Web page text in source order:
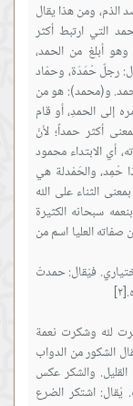
الذم، ومن هذا يقال
التي ارتبط أكثر
أبلغ من الحمد،
رجلٌ حُمَدَة، وحمّاد
و(محمد): هو من
إلى الحمدِ، أو قام
أكثر حمداً؛ لأنّ
أي الابتداء محمود
حُمِد، والحَمْدلة هي
الثناء على الله
سبحانه الكثيرة
العليا اسم من
فيُقال: حمدتُ
لله وشكرت نعمة
الشكور من الدواب
القليل. والشكر عكس
يُقال: اشتكر الضرع